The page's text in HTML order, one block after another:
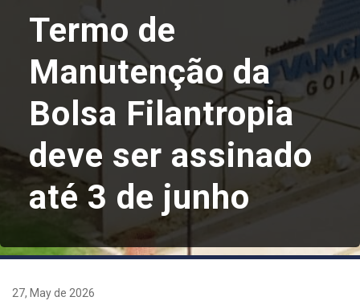
Termo de
Manutenção da
Bolsa Filantropia
deve ser assinado
até 3 de junho
27, May de 2026